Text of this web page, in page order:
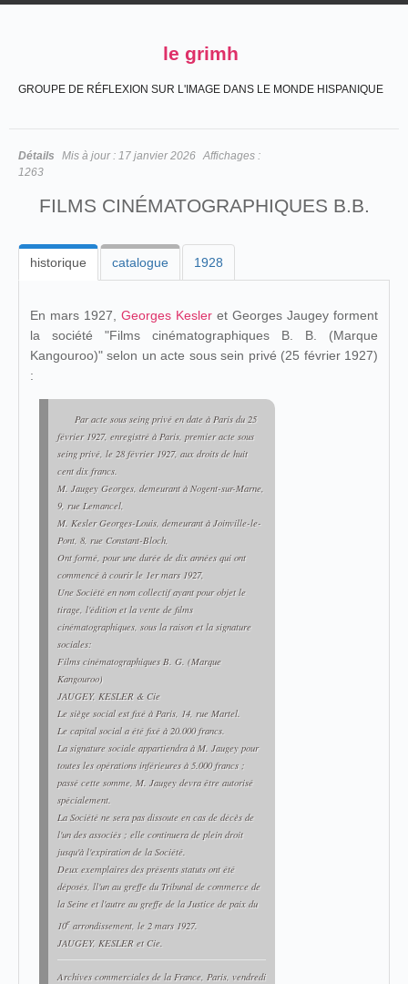
le grimh
GROUPE DE RÉFLEXION SUR L'IMAGE DANS LE MONDE HISPANIQUE
Détails Mis à jour : 17 janvier 2026 Affichages :
1263
FILMS CINÉMATOGRAPHIQUES B.B.
historique catalogue 1928
En mars 1927, Georges Kesler et Georges Jaugey forment
la société "Films cinématographiques B. B. (Marque
Kangouroo)" selon un acte sous sein privé (25 février 1927)
:
Par acte sous seing privé en date à Paris du 25
février 1927, enregistré à Paris, premier acte sous
seing privé, le 28 février 1927, aux droits de huit
cent dix francs.
M. Jaugey Georges, demeurant à Nogent-sur-Marne,
9, rue Lemancel,
M. Kesler Georges-Louis, demeurant à Joinville-le-
Pont, 8, rue Constant-Bloch,
Ont formé, pour une durée de dix années qui ont
commencé à courir le 1er mars 1927,
Une Société en nom collectif ayant pour objet le
tirage, l'édition et la vente de films
cinématographiques, sous la raison et la signature
sociales:
Films cinématographiques B. G. (Marque
Kangouroo)
JAUGEY, KESLER & Cie
Le siège social est fixé à Paris, 14, rue Martel.
Le capital social a été fixé à 20.000 francs.
La signature sociale appartiendra à M. Jaugey pour
toutes les opérations inférieures à 5.000 francs ;
passé cette somme, M. Jaugey devra être autorisé
spécialement.
La Société ne sera pas dissoute en cas de décès de
l'un des associés ; elle continuera de plein droit
jusqu'à l'expiration de la Société.
Deux exemplaires des présents statuts ont été
déposés, ll'un au greffe du Tribunal de commerce de
la Seine et l'autre au greffe de la Justice de paix du
10e arrondissement, le 2 mars 1927.
JAUGEY, KESLER et Cie.
Archives commerciales de la France , Paris, vendredi